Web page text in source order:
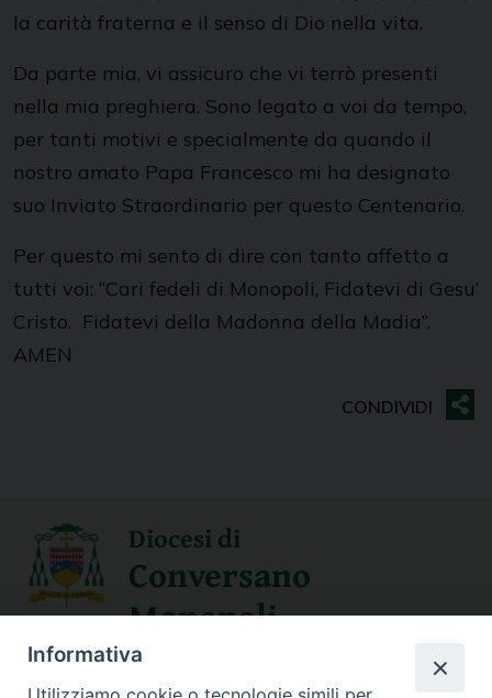
la carità fraterna e il senso di Dio nella vita.
Da parte mia, vi assicuro che vi terrò presenti
nella mia preghiera. Sono legato a voi da tempo,
per tanti motivi e specialmente da quando il
nostro amato Papa Francesco mi ha designato
suo Inviato Straordinario per questo Centenario.
Per questo mi sento di dire con tanto affetto a
tutti voi: “Cari fedeli di Monopoli, Fidatevi di Gesu’
Cristo. Fidatevi della Madonna della Madia”.
AMEN
Diocesi di
Conversano
Monopoli
SEGUICI SU
Informativa